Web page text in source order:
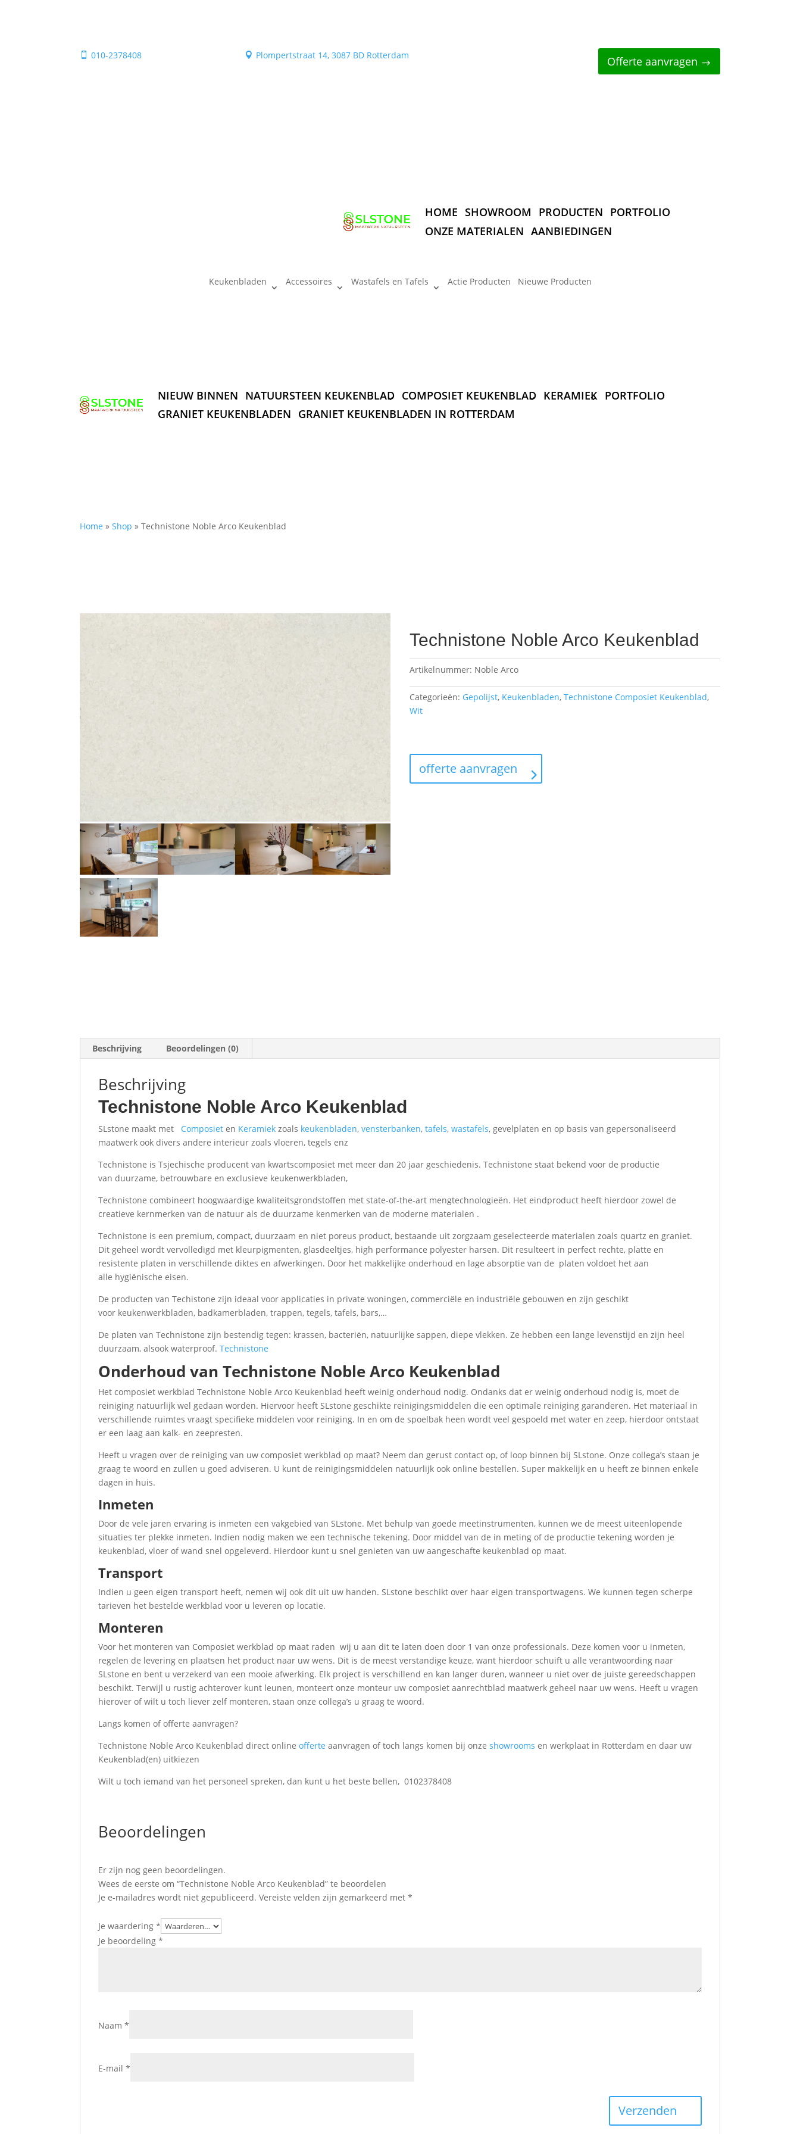
 010-2378408  Plompertstraat 14, 3087 BD Rotterdam Offerte aanvragen
HOME SHOWROOM PRODUCTEN PORTFOLIO
ONZE MATERIALEN AANBIEDINGEN
Keukenbladen Accessoires Wastafels en Tafels Actie Producten Nieuwe Producten
NIEUW BINNEN NATUURSTEEN KEUKENBLAD COMPOSIET KEUKENBLAD KERAMIEK PORTFOLIO
GRANIET KEUKENBLADEN GRANIET KEUKENBLADEN IN ROTTERDAM
Home »Shop »Technistone Noble Arco Keukenblad
Technistone Noble Arco Keukenblad
Artikelnummer: Noble Arco
Categorieën: Gepolijst, Keukenbladen,Technistone Composiet Keukenblad,
Wit
offerte aanvragen
Beschrijving Beoordelingen (0)
Beschrijving
Technistone Noble Arco Keukenblad
SLstone maakt met Composiet en Keramiek zoals keukenbladen,vensterbanken,tafels,wastafels, gevelplaten en op basis van gepersonaliseerd
maatwerk ook divers andere interieur zoals vloeren, tegels enz
Technistone is Tsjechische producent van kwartscomposiet met meer dan 20 jaar geschiedenis. Technistone staat bekend voor de productie
van duurzame, betrouwbare en exclusieve keukenwerkbladen,
Technistone combineert hoogwaardige kwaliteitsgrondstoffen met state-of-the-art mengtechnologieën. Het eindproduct heeft hierdoor zowel de
creatieve kernmerken van de natuur als de duurzame kenmerken van de moderne materialen .
Technistone is een premium, compact, duurzaam en niet poreus product, bestaande uit zorgzaam geselecteerde materialen zoals quartz en graniet.
Dit geheel wordt vervolledigd met kleurpigmenten, glasdeeltjes, high performance polyester harsen. Dit resulteert in perfect rechte, platte en
resistente platen in verschillende diktes en afwerkingen. Door het makkelijke onderhoud en lage absorptie van de platen voldoet het aan
alle hygiënische eisen.
De producten van Techistone zijn ideaal voor applicaties in private woningen, commerciële en industriële gebouwen en zijn geschikt
voor keukenwerkbladen, badkamerbladen, trappen, tegels, tafels, bars,…
De platen van Technistone zijn bestendig tegen: krassen, bacteriën, natuurlijke sappen, diepe vlekken. Ze hebben een lange levenstijd en zijn heel
duurzaam, alsook waterproof.Technistone
Onderhoud van Technistone Noble Arco Keukenblad
Het composiet werkblad Technistone Noble Arco Keukenblad heeft weinig onderhoud nodig. Ondanks dat er weinig onderhoud nodig is, moet de
reiniging natuurlijk wel gedaan worden. Hiervoor heeft SLstone geschikte reinigingsmiddelen die een optimale reiniging garanderen. Het materiaal in
verschillende ruimtes vraagt specifieke middelen voor reiniging. In en om de spoelbak heen wordt veel gespoeld met water en zeep, hierdoor ontstaat
er een laag aan kalk- en zeepresten.
Heeft u vragen over de reiniging van uw composiet werkblad op maat? Neem dan gerust contact op, of loop binnen bij SLstone. Onze collega’s staan je
graag te woord en zullen u goed adviseren. U kunt de reinigingsmiddelen natuurlijk ook online bestellen. Super makkelijk en u heeft ze binnen enkele
dagen in huis.
Inmeten
Door de vele jaren ervaring is inmeten een vakgebied van SLstone. Met behulp van goede meetinstrumenten, kunnen we de meest uiteenlopende
situaties ter plekke inmeten. Indien nodig maken we een technische tekening. Door middel van de in meting of de productie tekening worden je
keukenblad, vloer of wand snel opgeleverd. Hierdoor kunt u snel genieten van uw aangeschafte keukenblad op maat.
Transport
Indien u geen eigen transport heeft, nemen wij ook dit uit uw handen. SLstone beschikt over haar eigen transportwagens. We kunnen tegen scherpe
tarieven het bestelde werkblad voor u leveren op locatie.
Monteren
Voor het monteren van Composiet werkblad op maat raden wij u aan dit te laten doen door 1 van onze professionals. Deze komen voor u inmeten,
regelen de levering en plaatsen het product naar uw wens. Dit is de meest verstandige keuze, want hierdoor schuift u alle verantwoording naar
SLstone en bent u verzekerd van een mooie afwerking. Elk project is verschillend en kan langer duren, wanneer u niet over de juiste gereedschappen
beschikt. Terwijl u rustig achterover kunt leunen, monteert onze monteur uw composiet aanrechtblad maatwerk geheel naar uw wens. Heeft u vragen
hierover of wilt u toch liever zelf monteren, staan onze collega’s u graag te woord.
Langs komen of offerte aanvragen?
Technistone Noble Arco Keukenblad direct onlineofferte aanvragen of toch langs komen bij onzeshowrooms en werkplaat in Rotterdam en daar uw
Keukenblad(en) uitkiezen
Wilt u toch iemand van het personeel spreken, dan kunt u het beste bellen, 0102378408
Beoordelingen
Er zijn nog geen beoordelingen.
Wees de eerste om “Technistone Noble Arco Keukenblad” te beoordelen
Je e-mailadres wordt niet gepubliceerd. Vereiste velden zijn gemarkeerd met*
Je waardering*
Je beoordeling*
Naam*
E-mail*